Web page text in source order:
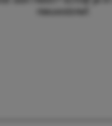
nieuwsbrief.